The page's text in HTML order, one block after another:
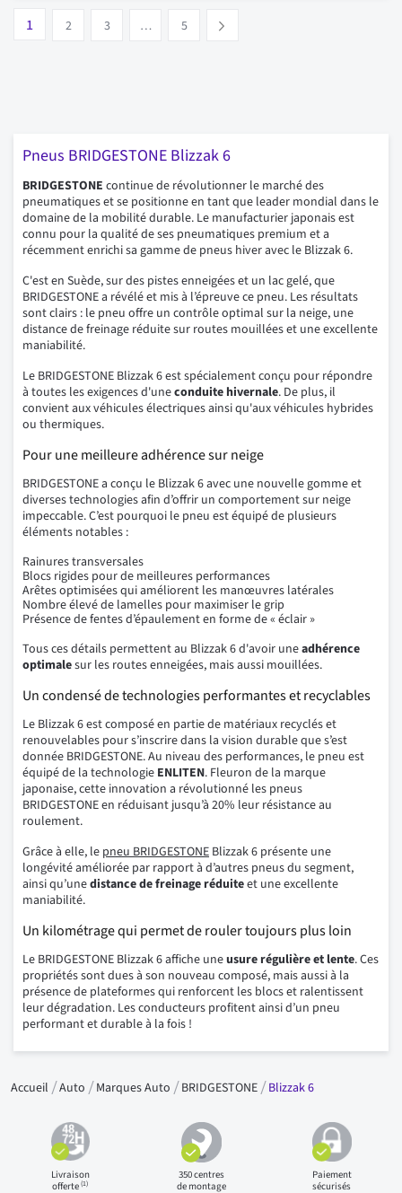
Vous lisez actuellement la page
1 2 3 … 5
Pneus BRIDGESTONE Blizzak 6
BRIDGESTONE continue de révolutionner le marché des
pneumatiques et se positionne en tant que leader mondial dans le
domaine de la mobilité durable. Le manufacturier japonais est
connu pour la qualité de ses pneumatiques premium et a
récemment enrichi sa gamme de pneus hiver avec le Blizzak 6.
C'est en Suède, sur des pistes enneigées et un lac gelé, que
BRIDGESTONE a révélé et mis à l’épreuve ce pneu. Les résultats
sont clairs : le pneu offre un contrôle optimal sur la neige, une
distance de freinage réduite sur routes mouillées et une excellente
maniabilité.
Le BRIDGESTONE Blizzak 6 est spécialement conçu pour répondre
à toutes les exigences d'uneconduite hivernale. De plus, il
convient aux véhicules électriques ainsi qu'aux véhicules hybrides
ou thermiques.
Pour une meilleure adhérence sur neige
BRIDGESTONE a conçu le Blizzak 6 avec une nouvelle gomme et
diverses technologies afin d’offrir un comportement sur neige
impeccable. C’est pourquoi le pneu est équipé de plusieurs
éléments notables :
Rainures transversales
Blocs rigides pour de meilleures performances
Arêtes optimisées qui améliorent les manœuvres latérales
Nombre élevé de lamelles pour maximiser le grip
Présence de fentes d’épaulement en forme de « éclair »
Tous ces détails permettent au Blizzak 6 d'avoir uneadhérence
optimalesur les routes enneigées, mais aussi mouillées.
Un condensé de technologies performantes et recyclables
Le Blizzak 6 est composé en partie de matériaux recyclés et
renouvelables pour s’inscrire dans la vision durable que s’est
donnée BRIDGESTONE. Au niveau des performances, le pneu est
équipé de la technologie ENLITEN. Fleuron de la marque
japonaise, cette innovation a révolutionné les pneus
BRIDGESTONE en réduisant jusqu’à 20% leur résistance au
roulement.
Grâce à elle, le pneu BRIDGESTONE Blizzak 6 présente une
longévité améliorée par rapport à d’autres pneus du segment,
ainsi qu’unedistance de freinage réduiteet une excellente
maniabilité.
Un kilométrage qui permet de rouler toujours plus loin
Le BRIDGESTONE Blizzak 6 affiche uneusure régulière et lente. Ces
propriétés sont dues à son nouveau composé, mais aussi à la
présence de plateformes qui renforcent les blocs et ralentissent
leur dégradation. Les conducteurs profitent ainsi d’un pneu
performant et durable à la fois !
Accueil Auto Marques Auto BRIDGESTONE Blizzak 6
Livraison
offerte(1)
350 centres
de montage
Paiement
sécurisés